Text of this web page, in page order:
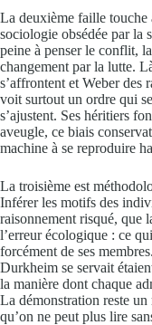
La deuxième faille
sociologie obsédée par la
peine à penser le conflit, la
changement par la lutte.
s’affrontent et Weber
voit surtout un ordre qui
s’ajustent. Ses héritiers
aveugle, ce biais
machine à se reproduire
La troisième est
Inférer les motifs des
raisonnement risqué, que
l’erreur écologique : ce
forcément de ses
Durkheim se servait
la manière dont chaque
La démonstration reste
qu’on ne peut plus lire